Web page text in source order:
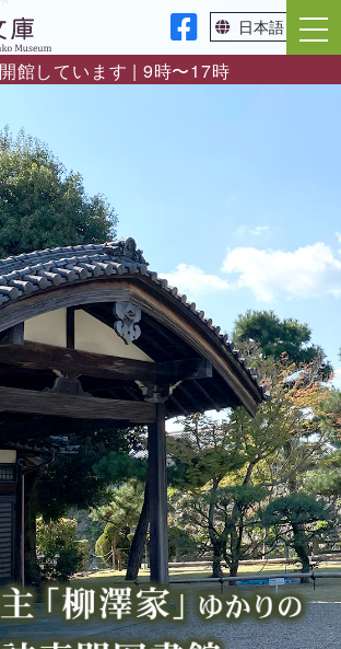
館しています | 9時〜17時